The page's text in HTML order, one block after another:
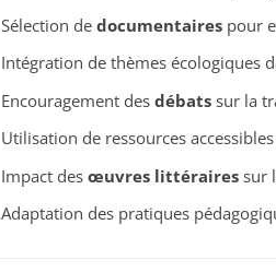
Sélection de documentairespour
Intégration de thèmes écologiques
Encouragement des débatssur la
Utilisation de ressources
Impact des œuvres littérairessur
Adaptation des pratiques